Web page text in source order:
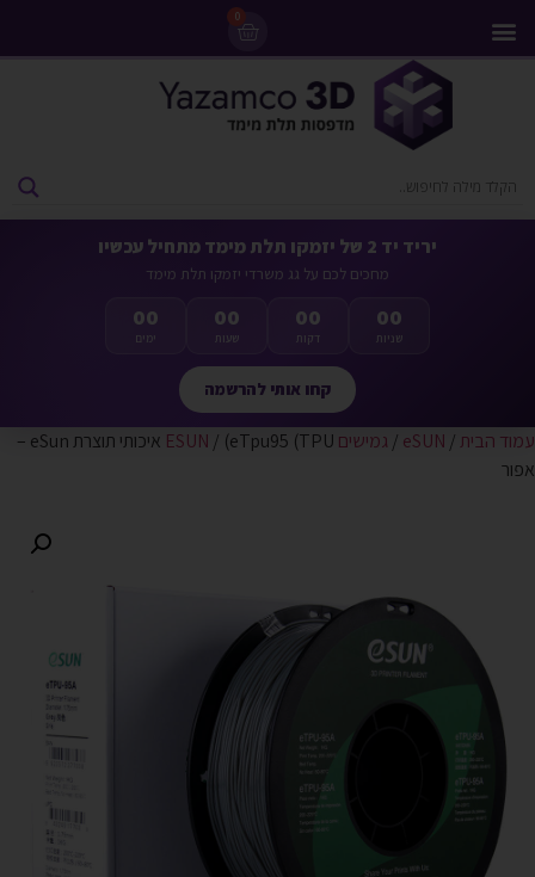
0
יריד יד 2 של יזמקו תלת מימד מתחיל עכשיו
מחכים לכם על גג משרדי יזמקו תלת מימד
00
ימים
00
שעות
00
דקות
00
שניות
קחו אותי להרשמה
עמוד הבית/
eSUN
/ גמישים ESUN
/ (eTpu95 (TPU איכותי תוצרת eSun –
אפור